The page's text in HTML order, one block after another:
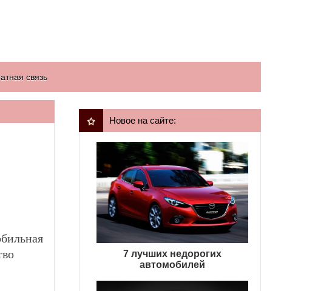
связь
Новое на сайте:
7 лучших недорогих
автомобилей